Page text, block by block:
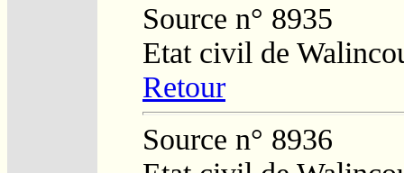
Source n° 8935
Etat civil de
Retour
Source n° 8936